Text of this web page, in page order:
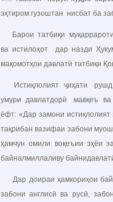
эҳтиром гузоштан нисбат ба
Барои татбиқи
ва истилоҳот дар назди
мақомотҳои давлатӣ татбиқи
Истиқлолият ҷиҳати рушд
умури давлатдорӣ мавқеъ
ёфт: «Дар замони
тақрибан вазифаи забони
ҳамчун омили воқеъии эҳёи
байналмиллаливу
Дар доираи ҳамкориҳои
забони англисӣ ва русӣ,